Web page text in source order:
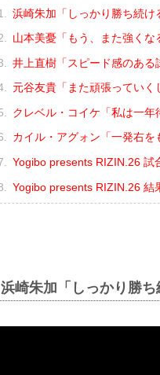
浜崎朱加「しっかり勝ち続け
山本美憂「もう、また強くな
井上直樹「スピード感のある
元谷友貴「また頑張っていく
クレベル・コイケ「私は一年
カイル・アグォン「一発右を
Yogibo presents RIZIN.26 試
Yogibo presents RIZIN.26 結
浜崎朱加「しっかり勝